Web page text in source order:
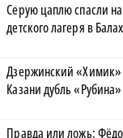
Серую цаплю спасли
детского лагеря в
Дзержинский «Химик»
Казани дубль «Рубина»
Правда или ложь: